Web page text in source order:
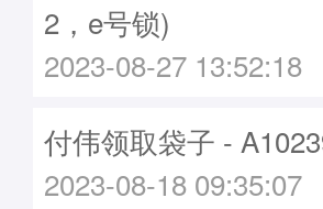
2，e号锁)
2023-08-27 13:52:18
付伟领取袋子 -
2023-08-18 09:35:07